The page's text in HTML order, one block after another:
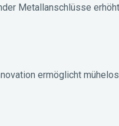
Metallanschlüsse
ermöglicht